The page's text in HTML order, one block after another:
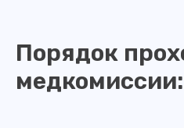
Порядок
медкомиссии: